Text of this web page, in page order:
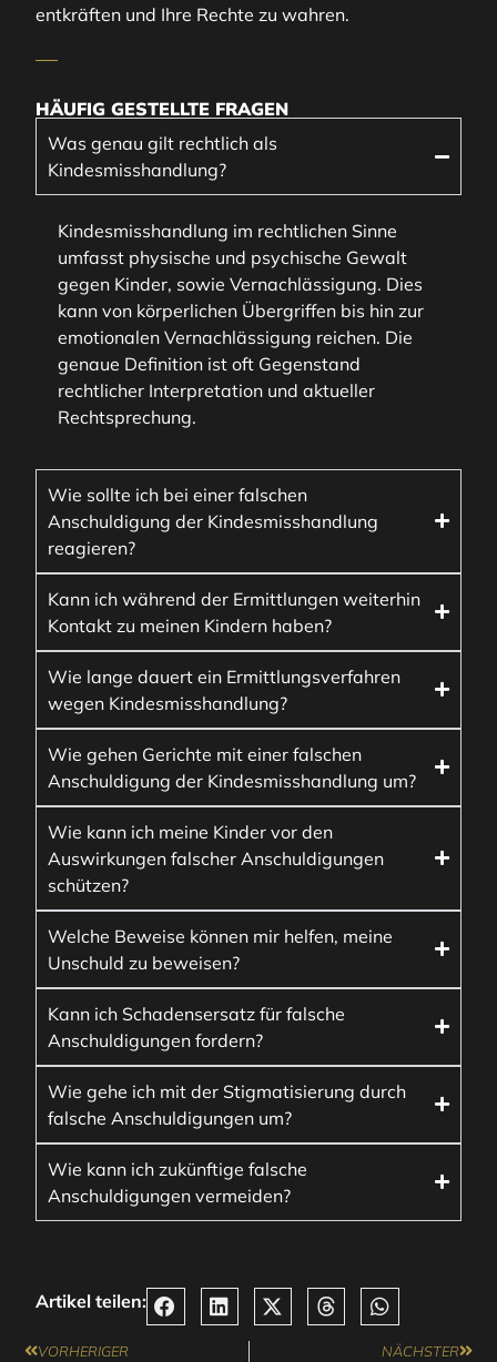
entkräften und Ihre Rechte zu wahren.
HÄUFIG GESTELLTE FRAGEN
Was genau gilt rechtlich als
Kindesmisshandlung?
Kindesmisshandlung im rechtlichen Sinne
umfasst physische und psychische Gewalt
gegen Kinder, sowie Vernachlässigung. Dies
kann von körperlichen Übergriffen bis hin zur
emotionalen Vernachlässigung reichen. Die
genaue Definition ist oft Gegenstand
rechtlicher Interpretation und aktueller
Rechtsprechung.
Wie sollte ich bei einer falschen
Anschuldigung der Kindesmisshandlung
reagieren?
Kann ich während der Ermittlungen weiterhin
Kontakt zu meinen Kindern haben?
Wie lange dauert ein Ermittlungsverfahren
wegen Kindesmisshandlung?
Wie gehen Gerichte mit einer falschen
Anschuldigung der Kindesmisshandlung um?
Wie kann ich meine Kinder vor den
Auswirkungen falscher Anschuldigungen
schützen?
Welche Beweise können mir helfen, meine
Unschuld zu beweisen?
Kann ich Schadensersatz für falsche
Anschuldigungen fordern?
Wie gehe ich mit der Stigmatisierung durch
falsche Anschuldigungen um?
Wie kann ich zukünftige falsche
Anschuldigungen vermeiden?
Artikel teilen:
VORHERIGER NÄCHSTER